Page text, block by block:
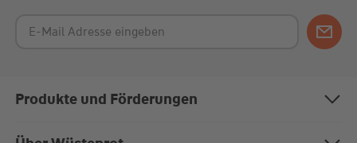
Produkte und Förderungen
Bausparen